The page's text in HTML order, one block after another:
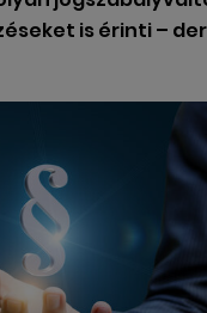
is érinti –